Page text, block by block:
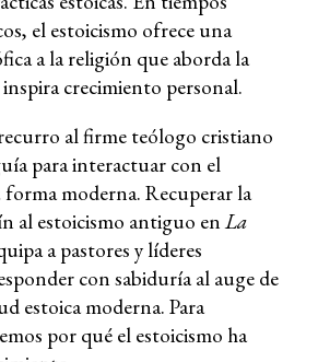
el estoicismo ofrece una
a la religión que aborda la
inspira crecimiento personal.
al firme teólogo cristiano
para interactuar con el
forma moderna. Recuperar la
al estoicismo antiguo enLa
a pastores y líderes
con sabiduría al auge de
estoica moderna. Para
por qué el estoicismo ha